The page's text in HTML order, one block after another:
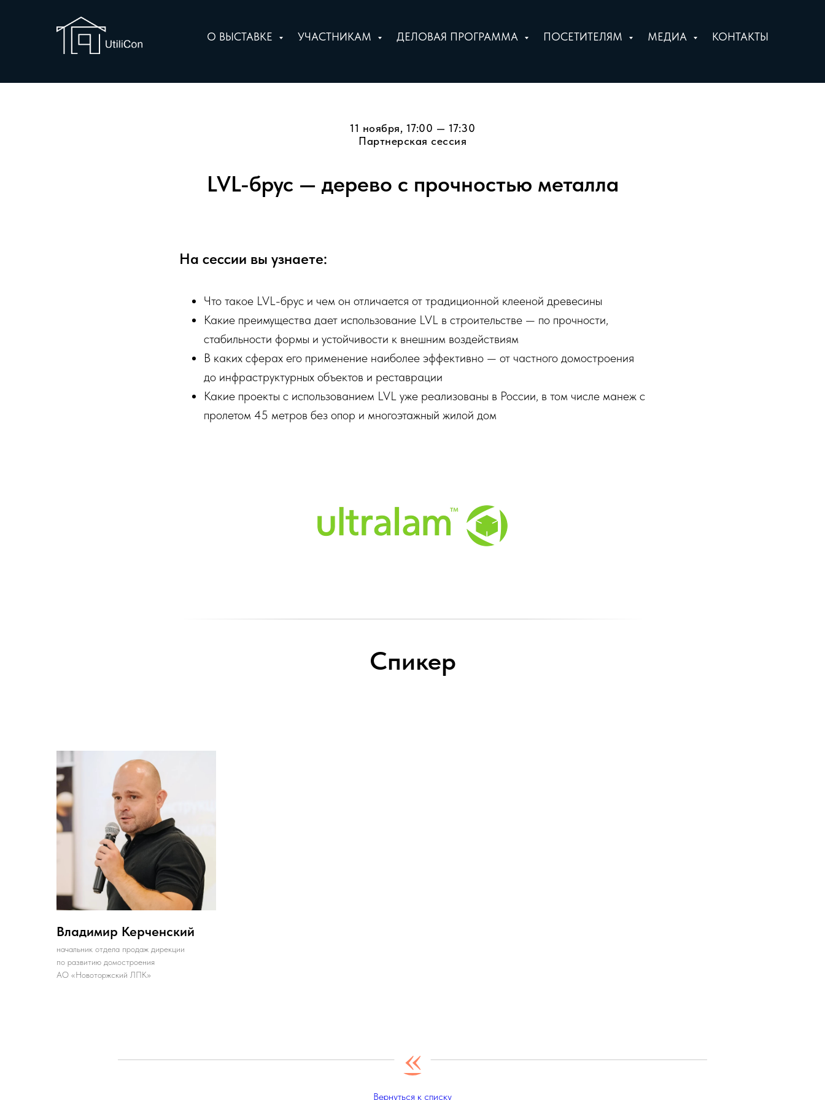
О ВЫСТАВКЕ УЧАСТНИКАМ ДЕЛОВАЯ ПРОГРАММА ПОСЕТИТЕЛЯМ МЕДИА КОНТАКТЫ
11 ноября, 17:00 — 17:30
Партнерская сессия
LVL-брус — дерево с прочностью металла
На сессии вы узнаете:
Что такое LVL-брус и чем он отличается от традиционной клееной древесины
Какие преимущества дает использование LVL в строительстве — по прочности,
стабильности формы и устойчивости к внешним воздействиям
В каких сферах его применение наиболее эффективно — от частного домостроения
до инфраструктурных объектов и реставрации
Какие проекты с использованием LVL уже реализованы в России, в том числе манеж с
пролетом 45 метров без опор и многоэтажный жилой дом
Спикер
Владимир Керченский
начальник отдела продаж дирекции
по развитию домостроения
АО «Новоторжский ЛПК»
«
Вернуться к списку